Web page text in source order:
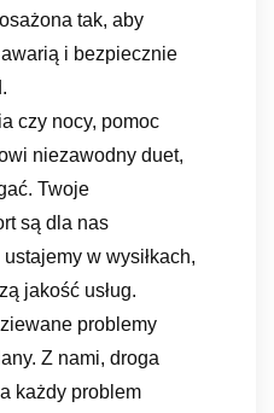
tak, aby
i bezpiecznie
czy nocy, pomoc
niezawodny duet,
Twoje
są dla nas
w wysiłkach,
jakość usług.
problemy
Z nami, droga
każdy problem